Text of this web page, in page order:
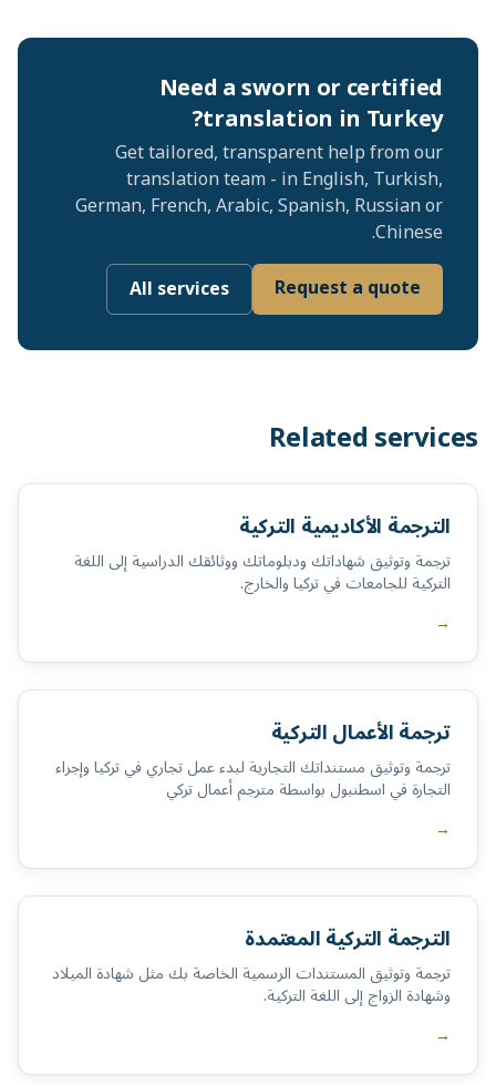
Need a sworn or certified
translation in Turkey?
Get tailored, transparent help from our
translation team - in English, Turkish,
German, French, Arabic, Spanish, Russian or
Chinese.
Request a quote
All services
Related services
الترجمة الأكاديمية التركية
ترجمة وتوثيق شهاداتك ودبلوماتك ووثائقك الدراسية إلى اللغة
التركية للجامعات في تركيا والخارج.
→
ترجمة الأعمال التركية
ترجمة وتوثيق مستنداتك التجارية لبدء عمل تجاري في تركيا وإجراء
التجارة في اسطنبول بواسطة مترجم أعمال تركي
→
الترجمة التركية المعتمدة
ترجمة وتوثيق المستندات الرسمية الخاصة بك مثل شهادة الميلاد
وشهادة الزواج إلى اللغة التركية.
→